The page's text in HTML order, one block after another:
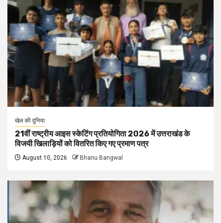
खेल की दुनिया
21वीं राष्ट्रीय आइस स्केटिंग प्रतियोगिता 2026 में उत्तराखंड के
विजयी खिलाड़ियों को वितरित किए गए प्रमाण पत्र
August 10, 2026 Bhanu Bangwal